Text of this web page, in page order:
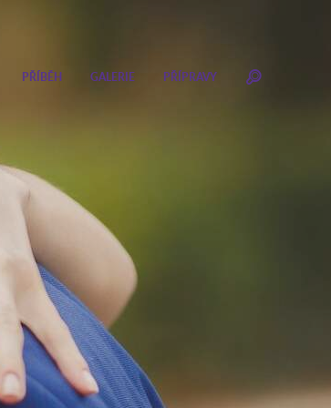
PŘÍBĚH GALERIE PŘÍPRAVY